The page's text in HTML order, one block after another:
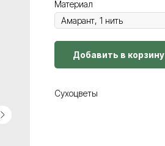
Материал
Добавить в корзину
Сухоцветы